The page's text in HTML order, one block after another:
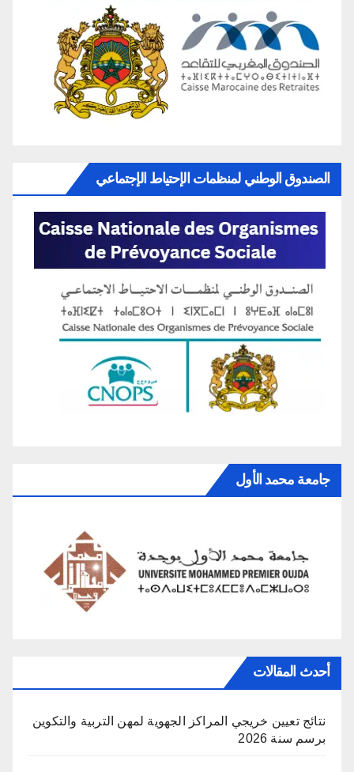
الصندوق الوطني لمنظمات الإحتياط الإجتماعي
جامعة محمد الأول
أحدث المقالات
نتائج تعيين خريجي المراكز الجهوية لمهن التربية والتكوين
برسم سنة 2026